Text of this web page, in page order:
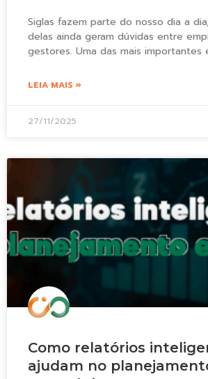
Siglas fazem parte do nosso dia a
delas ainda geram dúvidas entre
gestores. Uma das mais importantes
LEIA MAIS »
27/11/2025
Como relatórios
ajudam no